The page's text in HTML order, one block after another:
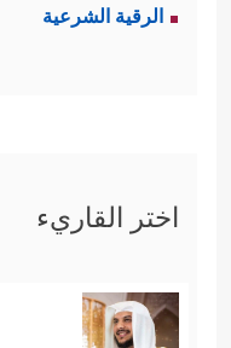
الرقية الشرعية
اختر القاريء